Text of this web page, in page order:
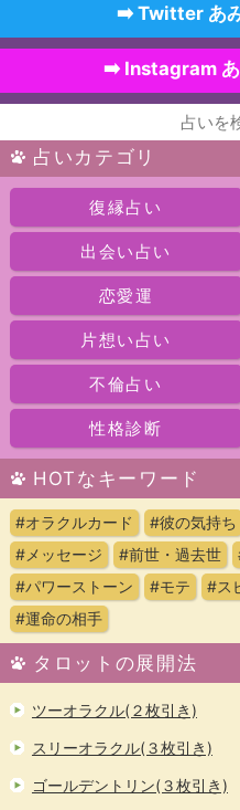
➡️ Twitter あ
➡️ Instagram あ
占いカテゴリ
復縁占い
出会い占い
恋愛運
片想い占い
不倫占い
性格診断
HOTなキーワード
#オラクルカード #彼の気持ち
#メッセージ
#前世・過去世
#パワーストーン
#モテ #ス
#運命の相手
タロットの展開法
ツーオラクル(２枚引き)
スリーオラクル(３枚引き)
ゴールデントリン(３枚引き)